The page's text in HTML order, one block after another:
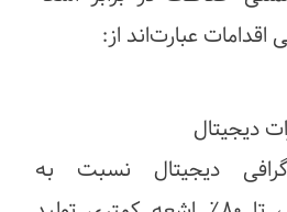
عبارت‌اند از:
دیجیتال نسبت به